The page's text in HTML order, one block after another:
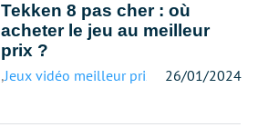
Tekken 8 pas cher : où
acheter le jeu au meilleur
prix ?
,Jeux vidéo meilleur prix 26/01/2024